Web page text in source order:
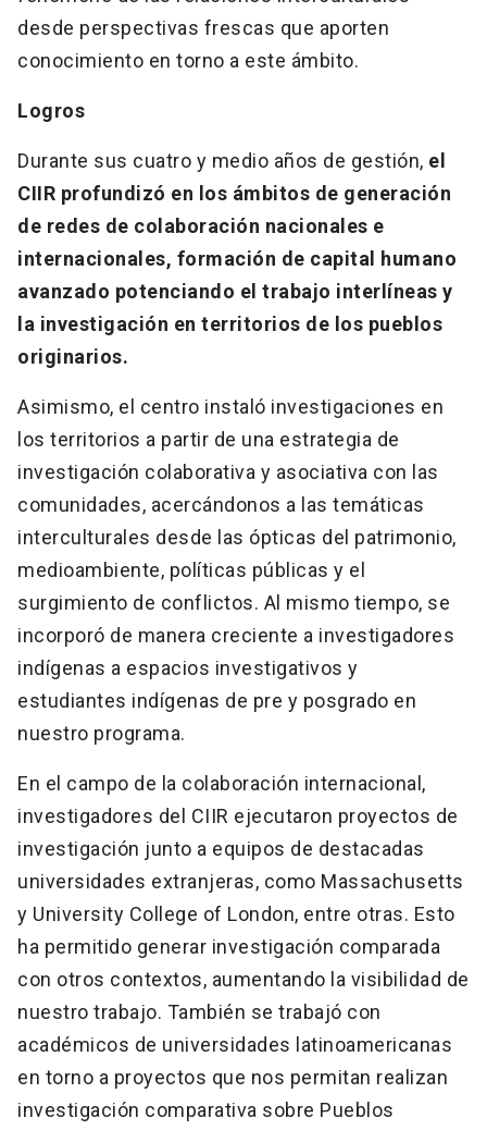
desde perspectivas frescas que aporten
conocimiento en torno a este ámbito.
Logros
Durante sus cuatro y medio años de gestión, el
CIIR profundizó en los ámbitos de generación
de redes de colaboración nacionales e
internacionales, formación de capital humano
avanzado potenciando el trabajo interlíneas y
la investigación en territorios de los pueblos
originarios.
Asimismo, el centro instaló investigaciones en
los territorios a partir de una estrategia de
investigación colaborativa y asociativa con las
comunidades, acercándonos a las temáticas
interculturales desde las ópticas del patrimonio,
medioambiente, políticas públicas y el
surgimiento de conflictos. Al mismo tiempo, se
incorporó de manera creciente a investigadores
indígenas a espacios investigativos y
estudiantes indígenas de pre y posgrado en
nuestro programa.
En el campo de la colaboración internacional,
investigadores del CIIR ejecutaron proyectos de
investigación junto a equipos de destacadas
universidades extranjeras, como Massachusetts
y University College of London, entre otras. Esto
ha permitido generar investigación comparada
con otros contextos, aumentando la visibilidad de
nuestro trabajo. También se trabajó con
académicos de universidades latinoamericanas
en torno a proyectos que nos permitan realizan
investigación comparativa sobre Pueblos